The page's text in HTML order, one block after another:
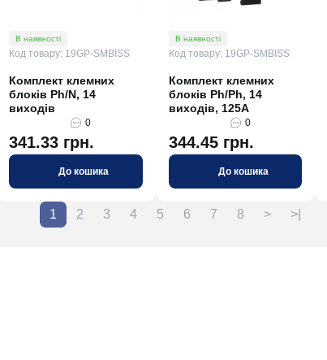
В наявності
Код товару: 19GP-SMBISS
Комплект клемних
блоків Ph/N, 14
виходів
0
341.33 грн.
До кошика
В наявності
Код товару: 19GP-SMBISS
Комплект клемних
блоків Ph/Ph, 14
виходів, 125А
0
344.45 грн.
До кошика
1 2 3 4 5 6 7 8 > >|